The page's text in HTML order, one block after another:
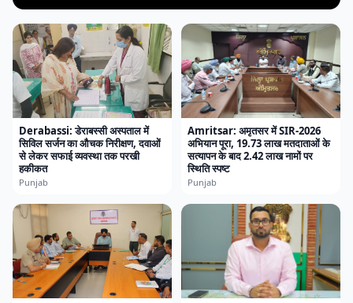
Derabassi: डेराबस्सी अस्पताल में
सिविल सर्जन का औचक निरीक्षण, दवाओं
से लेकर सफाई व्यवस्था तक परखी
हकीकत
Punjab
Amritsar: अमृतसर में SIR-2026
अभियान पूरा, 19.73 लाख मतदाताओं के
सत्यापन के बाद 2.42 लाख नामों पर
स्थिति स्पष्ट
Punjab